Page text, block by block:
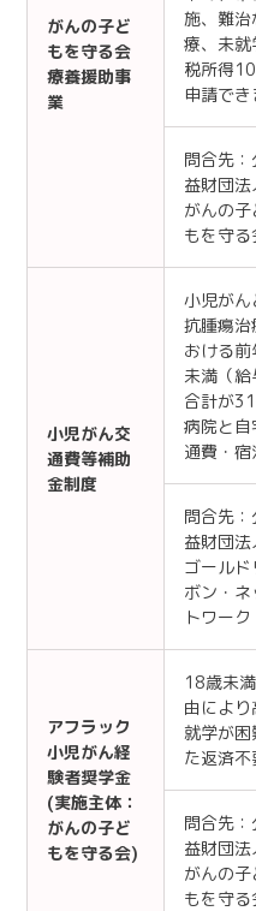
がんの子ど
もを守る会
療養援助事
業
施、難
療、未
税所得
申請でき
問合先：
益財団法
がんの子
もを守る
小児がん交
通費等補助
金制度
小児が
抗腫瘍治
おける
未満（
合計が
病院と
通費・宿
問合先：
益財団法
ゴールド
ボン・ネ
トワーク
アフラック
小児がん経
験者奨学金
(実施主体：
がんの子ど
もを守る会)
18歳未
由によ
就学が困
た返済不
問合先：
益財団法
がんの子
もを守る